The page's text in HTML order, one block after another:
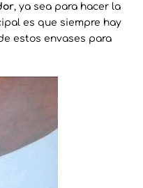
, ya sea para hacer la
es que siempre hay
estos envases para